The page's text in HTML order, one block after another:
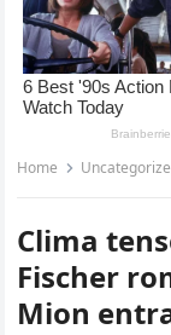
Home
Clima
Fischer
Mion